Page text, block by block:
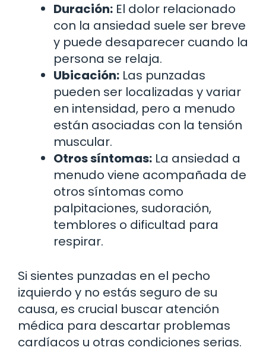
Duración: El dolor relacionado
con la ansiedad suele ser breve
y puede desaparecer cuando la
persona se relaja.
Ubicación: Las punzadas
pueden ser localizadas y variar
en intensidad, pero a menudo
están asociadas con la tensión
muscular.
Otros síntomas: La ansiedad a
menudo viene acompañada de
otros síntomas como
palpitaciones, sudoración,
temblores o dificultad para
respirar.
Si sientes punzadas en el pecho
izquierdo y no estás seguro de su
causa, es crucial buscar atención
médica para descartar problemas
cardíacos u otras condiciones serias.